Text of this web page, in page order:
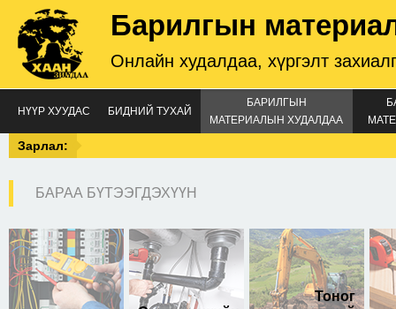
Барилгын
Онлайн худалдаа, хүргэлт
НҮҮР ХУУДАС БИДНИЙ ТУХАЙ
БАРИЛГЫН
МАТЕРИАЛЫН ХУДАЛДАА
Зарлал:
БАРАА БҮТЭЭГДЭХҮҮН
Тоног
Copper 350A